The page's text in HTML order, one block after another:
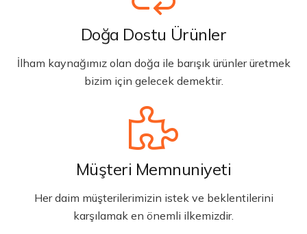
Doğa Dostu Ürünler
İlham kaynağımız olan doğa ile barışık ürünler üretmek
bizim için gelecek demektir.
Müşteri Memnuniyeti
Her daim müşterilerimizin istek ve beklentilerini
karşılamak en önemli ilkemizdir.